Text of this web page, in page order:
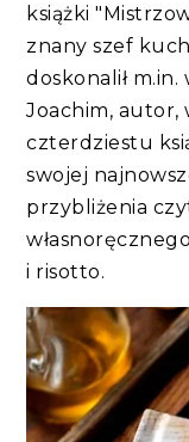
książki
znany szef
doskonalił m.in.
Joachim, autor,
czterdziestu
swojej
przybliżenia
i risotto.